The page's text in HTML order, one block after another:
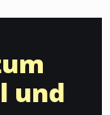
und